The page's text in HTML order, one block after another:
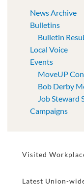
News Archive
Bulletins
Bulletin
Local Voice
Events
MoveUP
Bob Derby
Job Steward
Campaigns
Visited
Latest Union-